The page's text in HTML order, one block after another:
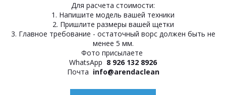
Для расчета стоимости:
1. Напишите модель вашей техники
2. Пришлите размеры вашей щетки
3. Главное требование - остаточный ворс должен быть не
менее 5 мм.
Фото присылаете
WhatsApp 8 926 132 8926
Почта info@arendaclean